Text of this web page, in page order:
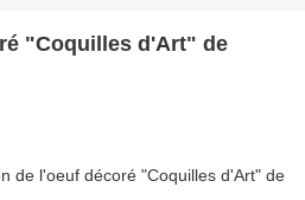
"Coquilles d'Art" de